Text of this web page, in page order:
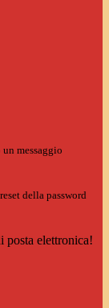
messaggio
della password
posta elettronica!